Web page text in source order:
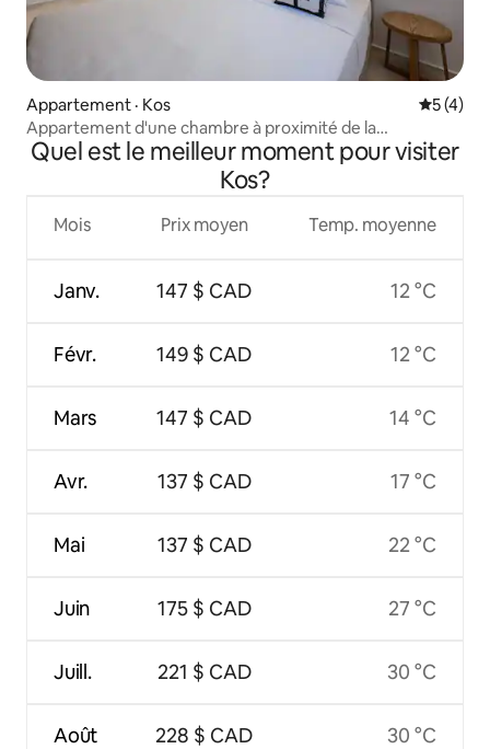
Appartement · Kos Note
5 (4)
Appartement d'une chambre à proximité de la
promenade de Kos - H4
Quel est le meilleur moment pour visiter
Kos?
Mois
Janv.
Févr.
Mars
Avr.
Mai
Juin
Juill.
Août
Prix moyen
147 $ CAD
149 $ CAD
147 $ CAD
137 $ CAD
137 $ CAD
175 $ CAD
221 $ CAD
228 $ CAD
Temp. moyenne
12 °C
12 °C
14 °C
17 °C
22 °C
27 °C
30 °C
30 °C